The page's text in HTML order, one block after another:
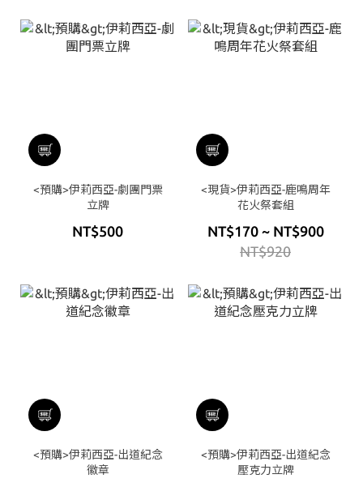
<預購>伊莉西亞-劇團門票
立牌
NT$500
<現貨>伊莉西亞-鹿鳴周年
花火祭套組
NT$170 ~ NT$900
NT$920
<預購>伊莉西亞-出道紀念
徽章
<預購>伊莉西亞-出道紀念
壓克力立牌